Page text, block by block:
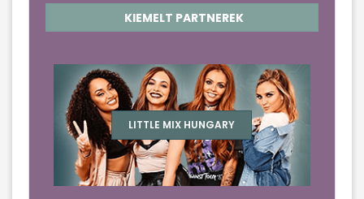
KIEMELT PARTNEREK
LITTLE MIX HUNGARY